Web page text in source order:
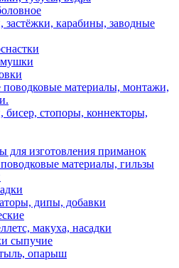
застёжки, карабины, заводные
материалы, монтажи,
бисер, стопоры, коннекторы,
для изготовления приманок
материалы, гильзы
дипы, добавки
макуха, насадки
сыпучие
опарыш